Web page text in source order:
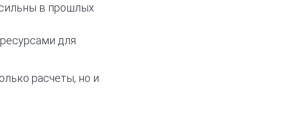
в прошлых
для
расчеты, но и